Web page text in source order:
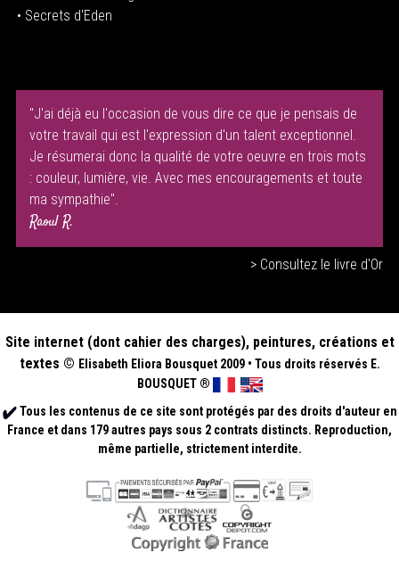
• Secrets d'Eden
"J'ai déjà eu l'occasion de vous dire ce que je pensais de
votre travail qui est l'expression d'un talent exceptionnel.
Je résumerai donc la qualité de votre oeuvre en trois mots
: couleur, lumière, vie. Avec mes encouragements et toute
ma sympathie".
Raoul R.
> Consultez le livre d'Or
Site internet (dont cahier des charges), peintures, créations et
textes © Elisabeth Eliora Bousquet 2009 • Tous droits réservés E.
BOUSQUET ®
Tous les contenus de ce site sont protégés par des droits d'auteur en
France et dans 179 autres pays sous 2 contrats distincts. Reproduction,
même partielle, strictement interdite.